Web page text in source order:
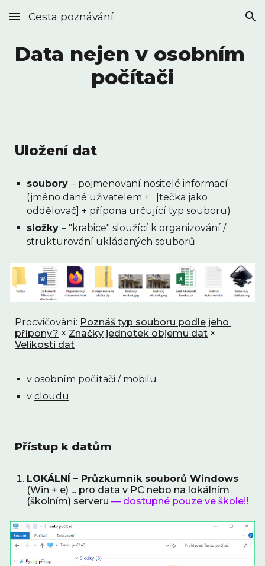
Skip to main content Skip to navigation
Cesta poznávání
Data nejen v osobním
počítači
Uložení dat
soubory – pojmenovaní nositelé informací
(jméno dané uživatelem + . [tečka jako
oddělovač] + přípona určující typ souboru)
složky – "krabice" sloužící k organizování /
strukturování ukládaných souborů
Procvičování: Poznáš typ souboru podle jeho
přípony? × Značky jednotek objemu dat
Velikosti dat
v osobním počítači / mobilu
v cloudu
Přístup k datům
LOKÁLNÍ – Průzkumník souborů Windows
(Win + e) ... pro data v PC nebo na lokálním
(školním) serveru — dostupné pouze ve škole!!